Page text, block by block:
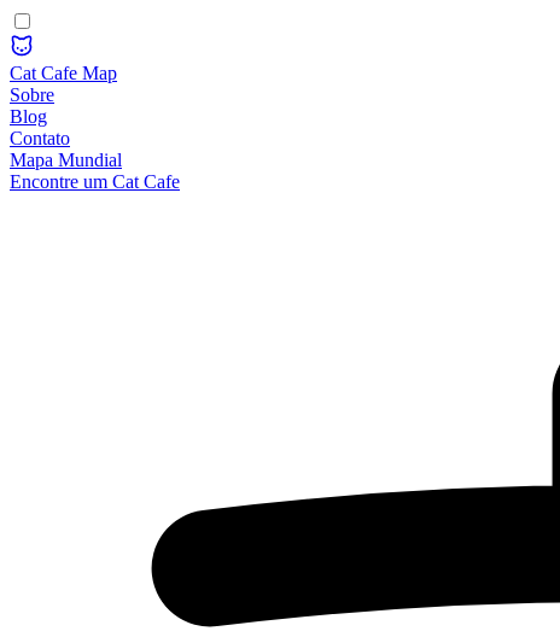
Cat Cafe Map
Sobre
Blog
Contato
Mapa Mundial
Encontre um Cat Cafe